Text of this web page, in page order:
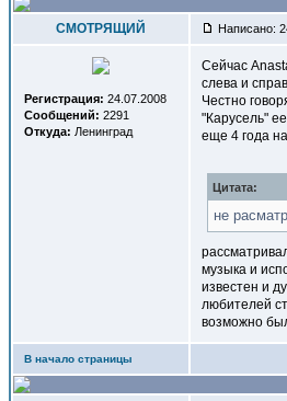
СМОТРЯЩИЙ Написано:
Регистрация: 24.07.2008
Сообщений: 2291
Откуда: Ленинград
Сейчас
слева и
Честно
"Карусель"
еще 4 года
Цитата:
не
музыка и
известен и
любителей
возможно
В начало страницы